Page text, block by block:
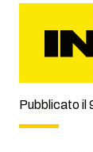
Pubblicato il